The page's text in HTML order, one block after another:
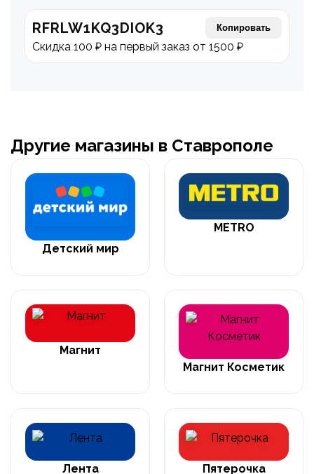
RFRLW1KQ3DIOK3 Копировать
Скидка 100 ₽ на первый заказ от 1500 ₽
Другие магазины в Ставрополе
Детский мир
METRO
Магнит
Магнит Косметик
Лента Пятерочка